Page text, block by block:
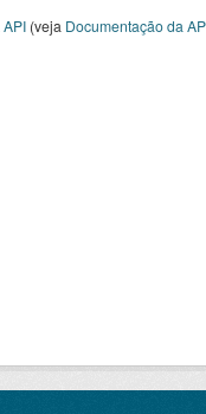
API(veja Documentação da